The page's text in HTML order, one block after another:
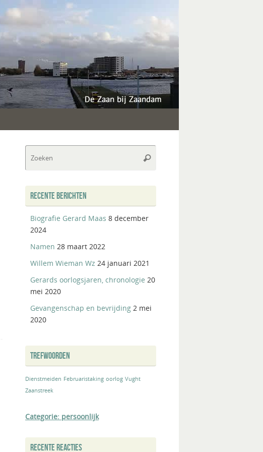
Zoeken
RECENTE BERICHTEN
Biografie Gerard Maas 8 december
2024
Namen 28 maart 2022
Willem Wieman Wz 24 januari 2021
Gerards oorlogsjaren, chronologie 20
mei 2020
Gevangenschap en bevrijding 2 mei
2020
TREFWOORDEN
Dienstmeiden Februaristaking oorlog Vught
Zaanstreek
Categorie: persoonlijk
RECENTE REACTIES